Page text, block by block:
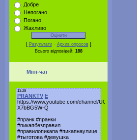
Добре
Непогано
Погано
Жахливо
[ Результати· Архив опросов]
Всього відповідей: 188
Міні-чат